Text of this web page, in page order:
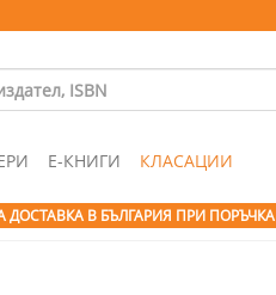
Е-КНИГИ КЛАСАЦИИ
ДОСТАВКА В БЪЛГАРИЯ ПРИ ПОРЪЧКА